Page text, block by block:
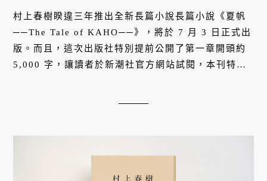
村上春樹睽違三年推出全新長篇小說長篇小說《夏帆
──The Tale of KAHO──》，將於 7 月 3 日正式出
版。而且，這次出版社特別提前公開了第一章開頭約
5,000 字，讓讀者於新潮社官方網站試閱，本刊特別